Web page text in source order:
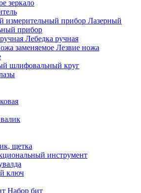
зеркало
Лазерный
прибор
Лебедка ручная
Лезвие ножа
шлифовальный круг
щетка
инструмент
ключ
Набор бит